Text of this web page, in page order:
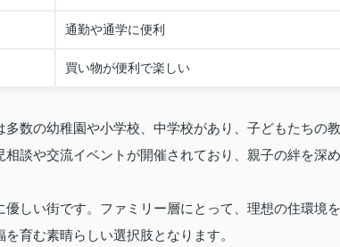
通勤や通学に便利
買い物が便利で楽しい
数の幼稚園や小学校、中学校があり、子どもたちの教
談や交流イベントが開催されており、親子の絆を深め
しい街です。ファミリー層にとって、理想の住環境を
育む素晴らしい選択肢となります。